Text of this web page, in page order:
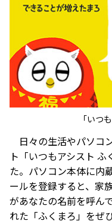
日々の生活やパソコ
ト「いつもアシスト
た。パソコン本体に内
ールを登録すると、家
があなたの名前を呼ん
れた「ふくまろ」をぜ
「いつ